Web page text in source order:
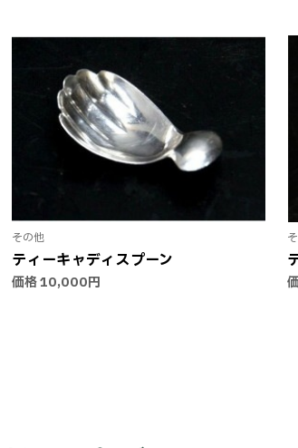
その他
ティーキャディスプーン
価格10,000円